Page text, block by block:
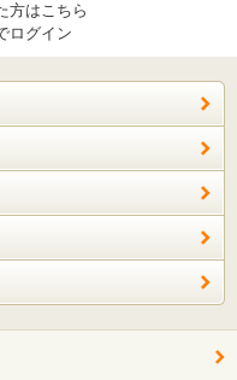
方はこちら
ログイン